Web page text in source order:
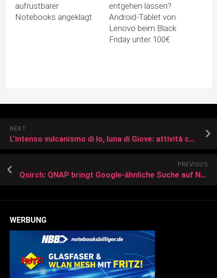
aufrüstbarer
Notebooks angeklagt
entgehen lassen?
Android-Tablet von
Lenovo beim Black
Friday unter 100€
NEXT
L’intenso vulcanismo di Io, luna di Giove: attività continua da 4,5 miliardi di anni
PREVIOUS
Qsirch: QNAP bringt Google-ähnliche Suche auf NAS-Systeme
WERBUNG